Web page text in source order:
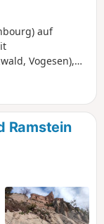
auf
Vogesen),
Ramstein